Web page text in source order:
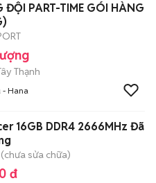
ĐỘI PART-TIME GÓI HÀNG
Thạnh
- Hana
16GB DDR4 2666MHz Đã
sửa chữa)
đ